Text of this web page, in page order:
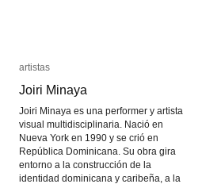
artistas
Joiri Minaya
Joiri Minaya es una performer y artista
visual multidisciplinaria. Nació en
Nueva York en 1990 y se crió en
República Dominicana. Su obra gira
entorno a la construcción de la
identidad dominicana y caribeña, a la
artistas
Joiri Minaya